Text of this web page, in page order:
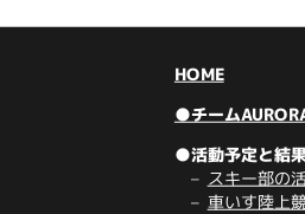
HOME
●チーム
●活動予定と結
スキー部の
車いす陸上